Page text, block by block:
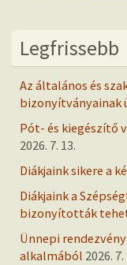
Legfrissebb
Az általános és
bizonyítványainak
Pót- és kiegészítő
2026. 7. 13.
Diákjaink sikere a
Diákjaink a
bizonyították
Ünnepi
alkalmából 2026. 7.